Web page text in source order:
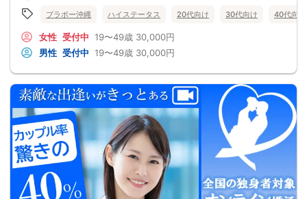
ブラボー沖縄 ハイステータス 20代向け 30代向け 40代向け
女性 受付中 19〜49歳 30,000円
男性 受付中 19〜49歳 30,000円